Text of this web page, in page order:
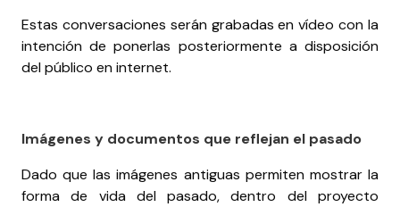
Estas conversaciones serán grabadas en vídeo con la
intención de ponerlas posteriormente a disposición
del público en internet.
Imágenes y documentos que reflejan el pasado
Dado que las imágenes antiguas permiten mostrar la
forma de vida del pasado, dentro del proyecto